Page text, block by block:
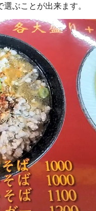
ぶことが出来ます。